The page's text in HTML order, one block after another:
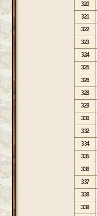
320
321
322
323
324
325
326
328
329
330
332
334
335
336
337
338
339